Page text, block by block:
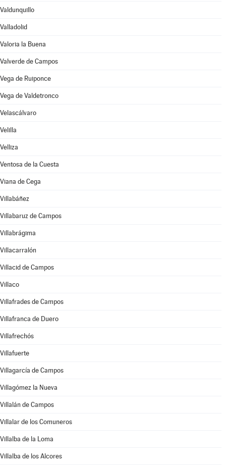
Valdunquillo
Valladolid
Valoria la Buena
Valverde de Campos
Vega de Ruiponce
Vega de Valdetronco
Velascálvaro
Velilla
Velliza
Ventosa de la Cuesta
Viana de Cega
Villabáñez
Villabaruz de Campos
Villabrágima
Villacarralón
Villacid de Campos
Villaco
Villafrades de Campos
Villafranca de Duero
Villafrechós
Villafuerte
Villagarcía de Campos
Villagómez la Nueva
Villalán de Campos
Villalar de los Comuneros
Villalba de la Loma
Villalba de los Alcores